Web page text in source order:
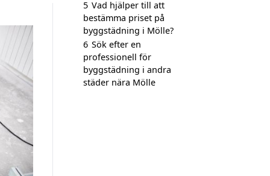
5 Vad hjälper till att
bestämma priset på
byggstädning i Mölle?
6 Sök efter en
professionell för
byggstädning i andra
städer nära Mölle